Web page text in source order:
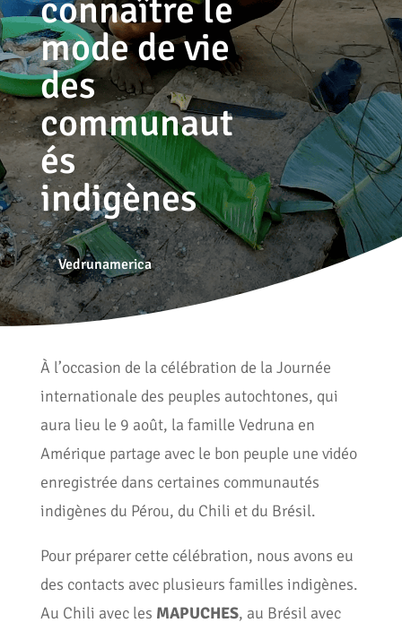
connaître le
mode de vie
des
communaut
és
indigènes
Vedrunamerica
À l’occasion de la célébration de la Journée
internationale des peuples autochtones, qui
aura lieu le 9 août, la famille Vedruna en
Amérique partage avec le bon peuple une vidéo
enregistrée dans certaines communautés
indigènes du Pérou, du Chili et du Brésil.
Pour préparer cette célébration, nous avons eu
des contacts avec plusieurs familles indigènes.
Au Chili avec les MAPUCHES, au Brésil avec